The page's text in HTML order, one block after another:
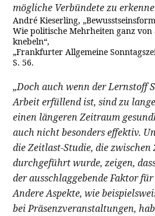
mögliche Verbündete zu
André Kieserling,
Wie politische Mehrheiten ganz
knebeln“,
„Frankfurter Allgemeine
S. 56.
„Doch auch wenn der Lernstoff
Arbeit erfüllend ist, sind zu
einen längeren Zeitraum
auch nicht besonders effektiv.
die Zeitlast-Studie, die zwischen
durchgeführt wurde, zeigen,
der ausschlaggebende Faktor
Andere Aspekte, wie
bei Präsenzveranstaltungen,